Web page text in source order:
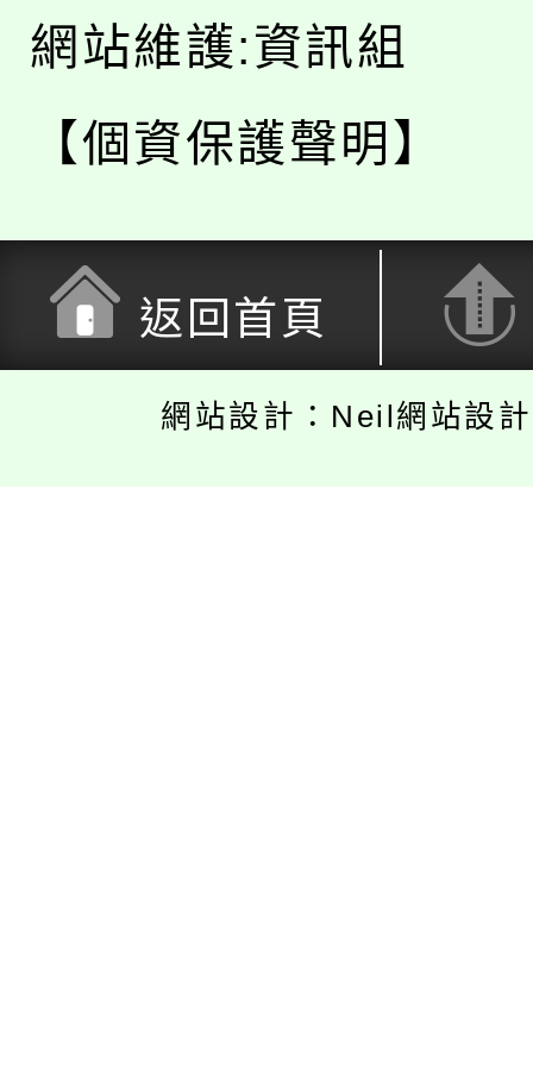
網站維護:資訊組
【個資保護聲明】
返回首頁
網站設計：Neil網站設